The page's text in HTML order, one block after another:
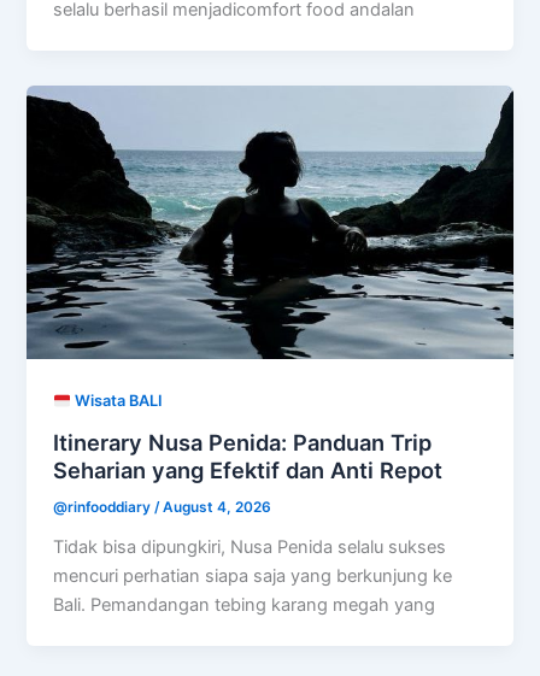
selalu berhasil menjadicomfort food andalan
Wisata BALI
Itinerary Nusa Penida: Panduan Trip
Seharian yang Efektif dan Anti Repot
@rinfooddiary/August 4, 2026
Tidak bisa dipungkiri, Nusa Penida selalu sukses
mencuri perhatian siapa saja yang berkunjung ke
Bali. Pemandangan tebing karang megah yang